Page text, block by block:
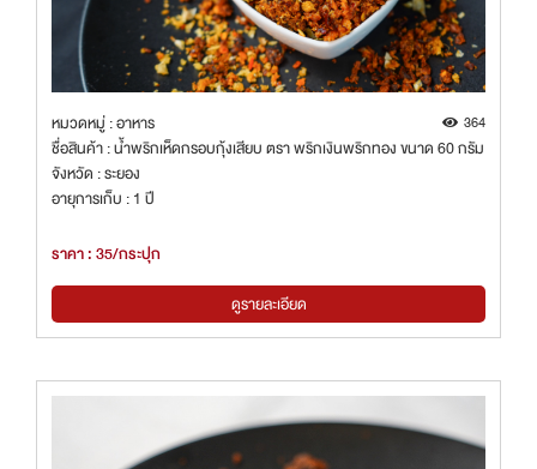
หมวดหมู่ : อาหาร 364
ชื่อสินค้า : น้ำพริกเห็ดกรอบกุ้งเสียบ ตรา พริกเงินพริกทอง ขนาด 60 กรัม
จังหวัด : ระยอง
อายุการเก็บ : 1 ปี
ราคา : 35/กระปุก
ดูรายละเอียด